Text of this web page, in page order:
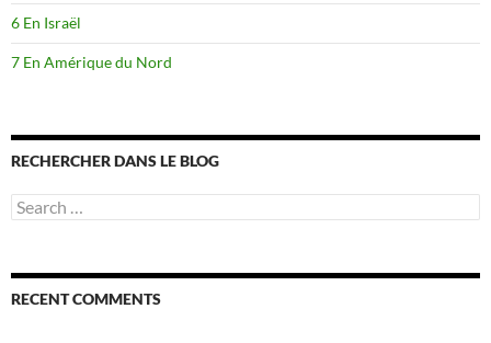
6 En Israël
7 En Amérique du Nord
RECHERCHER DANS LE BLOG
Search
for:
RECENT COMMENTS